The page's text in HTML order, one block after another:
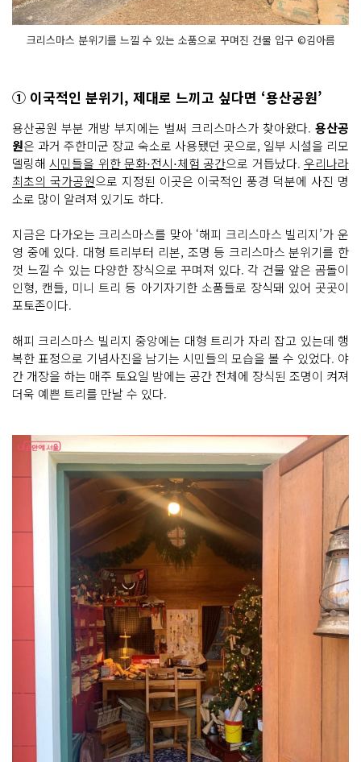
크리스마스 분위기를 느낄 수 있는 소품으로 꾸며진 건물 입구 ©김아름
① 이국적인 분위기, 제대로 느끼고 싶다면 ‘용산공원’
용산공원 부분 개방 부지에는 벌써 크리스마스가 찾아왔다. 용산공
원은 과거 주한미군 장교 숙소로 사용됐던 곳으로, 일부 시설을 리모
델링해시민들을 위한 문화⋅전시⋅체험 공간으로 거듭났다.우리나라
최초의 국가공원으로 지정된 이곳은 이국적인 풍경 덕분에 사진 명
소로 많이 알려져 있기도 하다.
지금은 다가오는 크리스마스를 맞아 ‘해피 크리스마스 빌리지’가 운
영 중에 있다. 대형 트리부터 리본, 조명 등 크리스마스 분위기를 한
껏 느낄 수 있는 다양한 장식으로 꾸며져 있다. 각 건물 앞은 곰돌이
인형, 캔들, 미니 트리 등 아기자기한 소품들로 장식돼 있어 곳곳이
포토존이다.
해피 크리스마스 빌리지 중앙에는 대형 트리가 자리 잡고 있는데 행
복한 표정으로 기념사진을 남기는 시민들의 모습을 볼 수 있었다. 야
간 개장을 하는 매주 토요일 밤에는 공간 전체에 장식된 조명이 켜져
더욱 예쁜 트리를 만날 수 있다.